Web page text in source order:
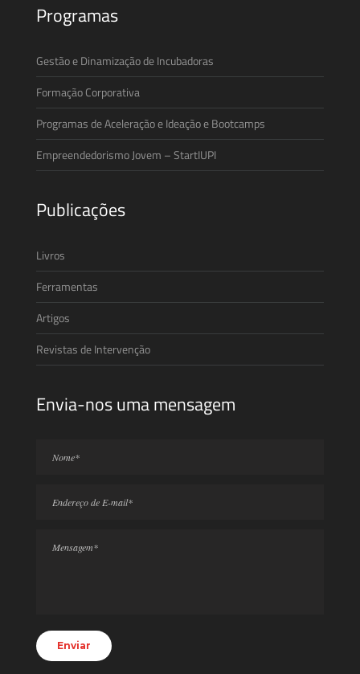
Programas
Gestão e Dinamização de Incubadoras
Formação Corporativa
Programas de Aceleração e Ideação e Bootcamps
Empreendedorismo Jovem – StartIUPI
Publicações
Livros
Ferramentas
Artigos
Revistas de Intervenção
Envia-nos uma mensagem